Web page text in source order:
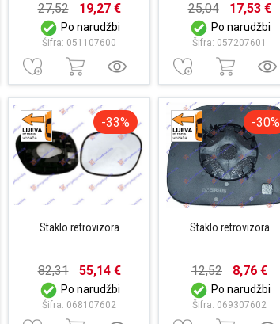
27,52 19,27 €
Po narudžbi
Šifra: 051107600
25,04 17,53 €
Po narudžbi
Šifra: 057207601
-33%
Staklo retrovizora
82,31 55,14 €
Po narudžbi
Šifra: 068107602
-30%
Staklo retrovizora
12,52 8,76 €
Po narudžbi
Šifra: 069307602